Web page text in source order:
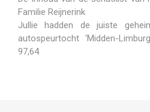
Familie Reijnerink
Jullie hadden de juiste
autospeurtocht ‘Midden-
97,64